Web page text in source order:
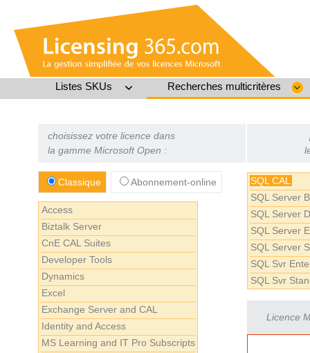
Listes SKUs Recherches multicritères
choisissez votre licence dans
la gamme Microsoft Open :
Classique Abonnement-online
Access
Biztalk Server
CnE CAL Suites
Developer Tools
Dynamics
Excel
Exchange Server and CAL
Identity and Access
MS Learning and IT Pro Subscripts
SQL CAL
SQL Server
SQL Server
SQL Server
SQL Server
SQL Svr
SQL Svr
Licence